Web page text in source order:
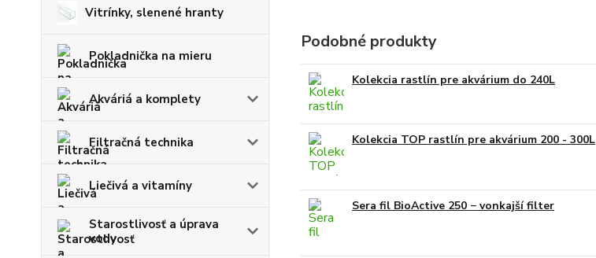
Vitrínky, slenené hranty
Pokladnička na mieru
Akváriá a komplety
Filtračná technika
Liečivá a vitamíny
Starostlivosť a úprava
vody
Podobné produkty
Kolekcia rastlín pre akvárium do 240L
Kolekcia TOP rastlín pre akvárium 200 - 300L
Sera fil BioActive 250 − vonkajší filter